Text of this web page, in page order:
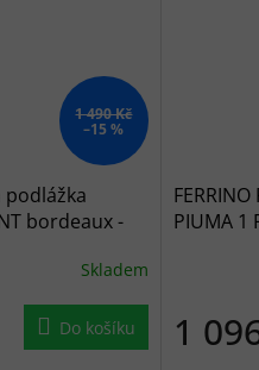
1 490 Kč
–15 %
podlážka
bordeaux -
Skladem
Do košíku
PIUMA 1
1